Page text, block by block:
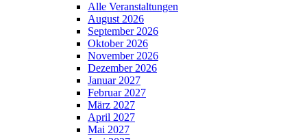
Alle Veranstaltungen
August 2026
September 2026
Oktober 2026
November 2026
Dezember 2026
Januar 2027
Februar 2027
März 2027
April 2027
Mai 2027